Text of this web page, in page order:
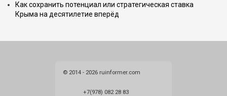
Как сохранить потенциал или стратегическая ставка
Крыма на десятилетие вперёд
© 2014 - 2026 ruinformer.com
+7(978) 082 28 83